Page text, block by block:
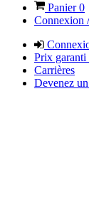
Panier0
Connexion
Prix garanti
Carrières
Devenez